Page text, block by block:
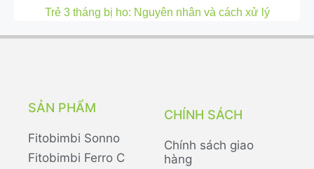
Trẻ 3 tháng bị ho: Nguyên nhân và cách xử lý
SẢN PHẨM
Fitobimbi Sonno
Fitobimbi Ferro C
CHÍNH SÁCH
Chính sách giao
hàng